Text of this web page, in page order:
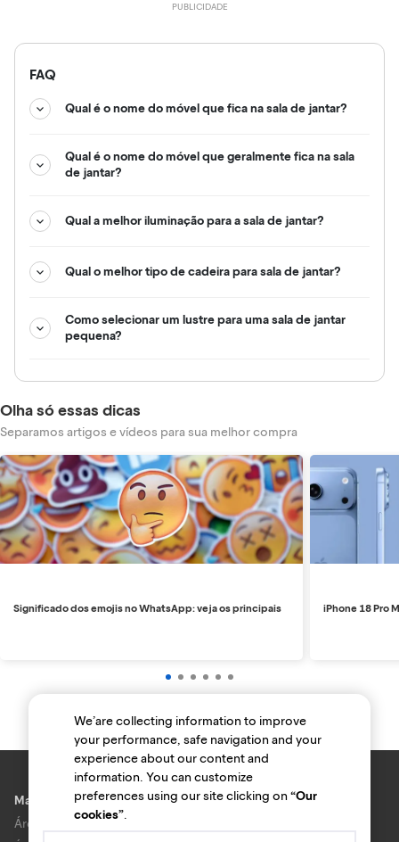
FAQ
Qual é o nome do móvel que fica na sala de jantar?
Qual é o nome do móvel que geralmente fica na sala
de jantar?
Qual a melhor iluminação para a sala de jantar?
Qual o melhor tipo de cadeira para sala de jantar?
Como selecionar um lustre para uma sala de jantar
pequena?
Olha só essas dicas
Separamos artigos e vídeos para sua melhor compra
Significado dos emojis no WhatsApp: veja os principais iPhone 18 Pro
Marcas e lojas
Área do anunciante
We’are collecting information to improve
your performance, safe navigation and your
experience about our content and
information. You can customize
preferences using our site clicking on“Our
cookies”.